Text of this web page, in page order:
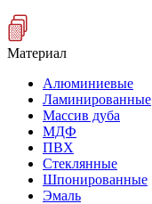
Материал
Алюминиевые
Ламинированные
Массив дуба
МДФ
ПВХ
Стеклянные
Шпонированные
Эмаль